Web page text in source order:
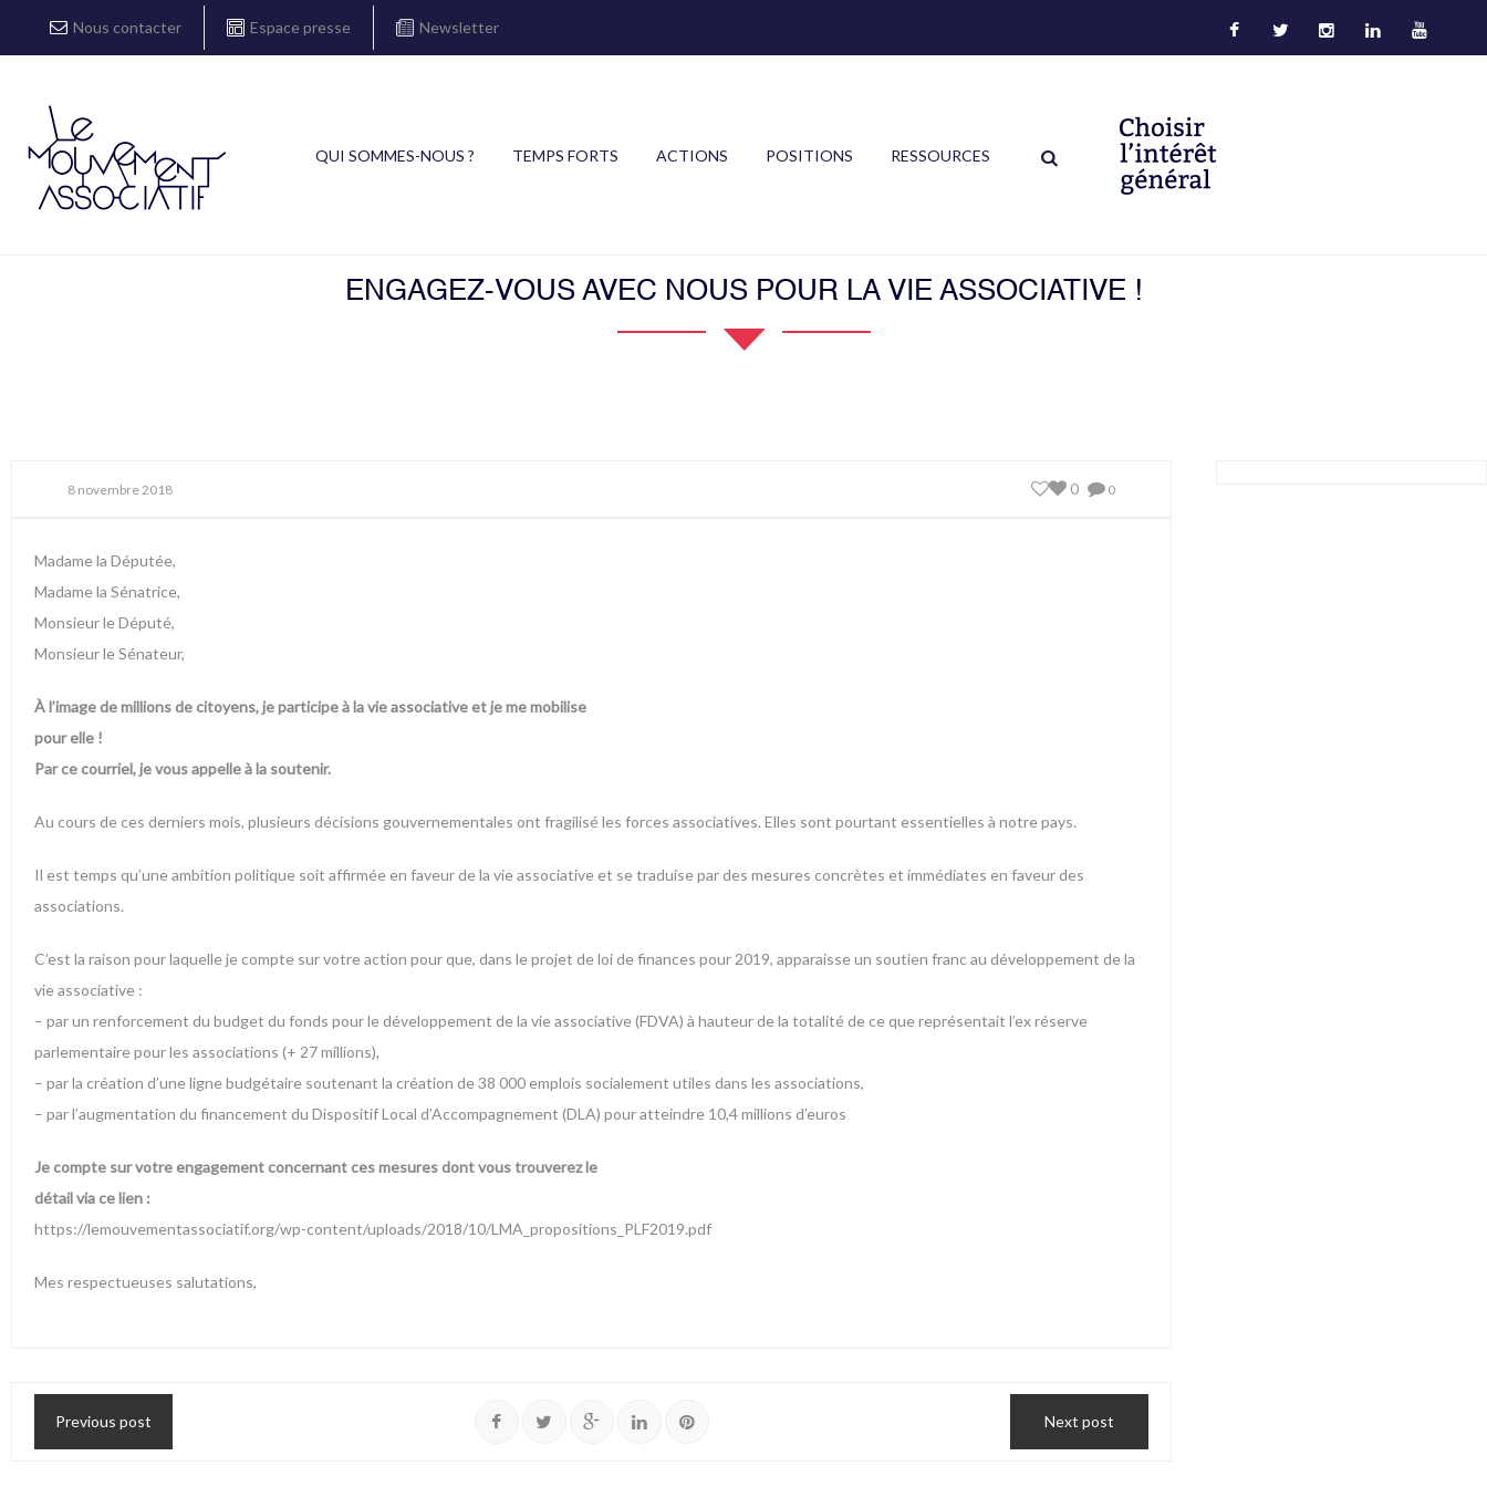
Nous contacter Espace presse Newsletter
QUI SOMMES-NOUS ? TEMPS FORTS ACTIONS POSITIONS RESSOURCES
ENGAGEZ-VOUS AVEC NOUS POUR LA VIE ASSOCIATIVE !
8 novembre 2018 0
0
Madame la Députée,
Madame la Sénatrice,
Monsieur le Député,
Monsieur le Sénateur,
À l’image de millions de citoyens, je participe à la vie associative et je me mobilise
pour elle !
Par ce courriel, je vous appelle à la soutenir.
Au cours de ces derniers mois, plusieurs décisions gouvernementales ont fragilisé les forces associatives. Elles sont pourtant essentielles à notre pays.
Il est temps qu’une ambition politique soit affirmée en faveur de la vie associative et se traduise par des mesures concrètes et immédiates en faveur des
associations.
C’est la raison pour laquelle je compte sur votre action pour que, dans le projet de loi de finances pour 2019, apparaisse un soutien franc au développement de la
vie associative :
– par un renforcement du budget du fonds pour le développement de la vie associative (FDVA) à hauteur de la totalité de ce que représentait l’ex réserve
parlementaire pour les associations (+ 27 millions),
– par la création d’une ligne budgétaire soutenant la création de 38 000 emplois socialement utiles dans les associations,
– par l’augmentation du financement du Dispositif Local d’Accompagnement (DLA) pour atteindre 10,4 millions d’euros
Je compte sur votre engagement concernant ces mesures dont vous trouverez le
détail via ce lien :
https://lemouvementassociatif.org/wp-content/uploads/2018/10/LMA_propositions_PLF2019.pdf
Mes respectueuses salutations,
Previous post Next post